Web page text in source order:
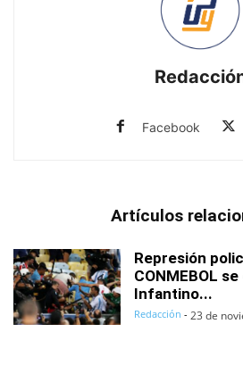
Facebook
Artículos
Represión
CONMEBOL
Infantino...
Redacción - 23 de